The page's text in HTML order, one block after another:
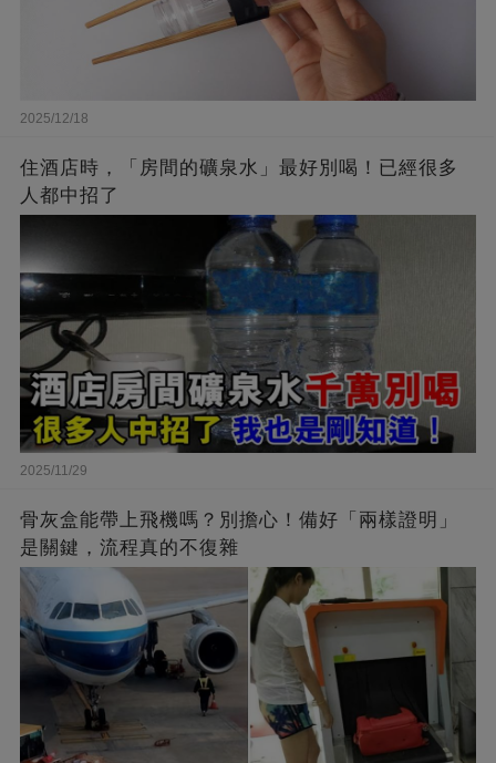
2025/12/18
住酒店時，「房間的礦泉水」最好別喝！已經很多
人都中招了
2025/11/29
骨灰盒能帶上飛機嗎？別擔心！備好「兩樣證明」
是關鍵，流程真的不復雜